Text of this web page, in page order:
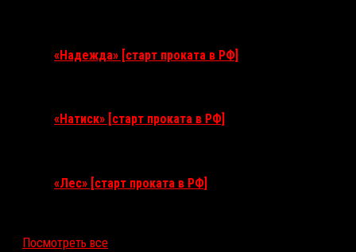
«Надежда» [старт проката в РФ]
«Натиск» [старт проката в РФ]
«Лес» [старт проката в РФ]
Посмотреть все